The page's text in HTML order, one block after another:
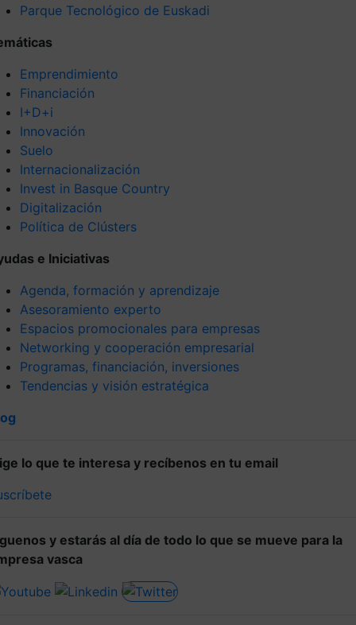
Parque Tecnológico de Euskadi
Emprendimiento
Financiación
I+D+i
Innovación
Suelo
Internacionalización
Invest in Basque Country
Digitalización
Política de Clústers
e Iniciativas
Agenda, formación y aprendizaje
Asesoramiento experto
Espacios promocionales para empresas
Networking y cooperación empresarial
Programas, financiación, inversiones
Tendencias y visión estratégica
lo que te interesa y recíbenos en tu email
y estarás al día de todo lo que se mueve para la
vasca